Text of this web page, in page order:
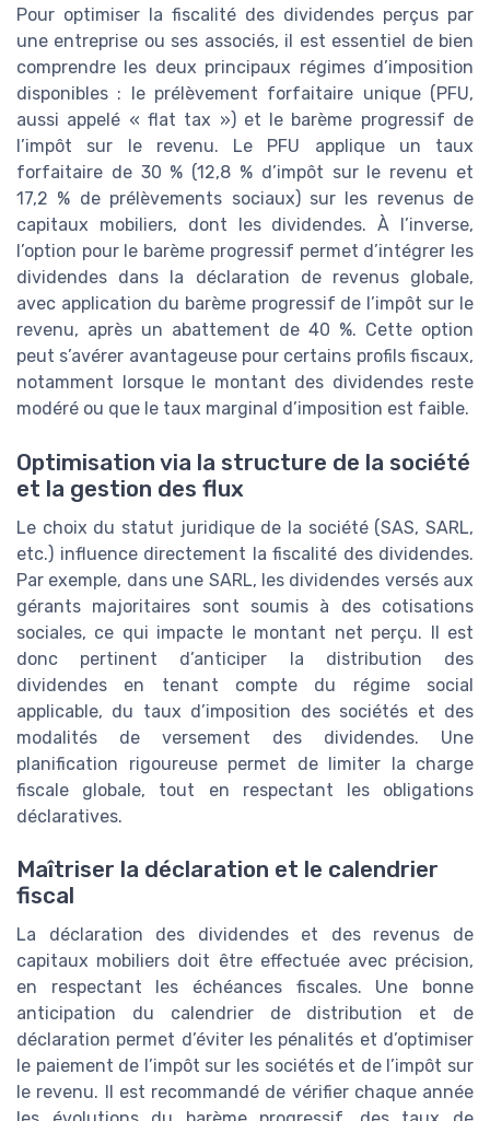
Pour optimiser la fiscalité des dividendes perçus par
une entreprise ou ses associés, il est essentiel de bien
comprendre les deux principaux régimes d’imposition
disponibles : le prélèvement forfaitaire unique (PFU,
aussi appelé « flat tax ») et le barème progressif de
l’impôt sur le revenu. Le PFU applique un taux
forfaitaire de 30 % (12,8 % d’impôt sur le revenu et
17,2 % de prélèvements sociaux) sur les revenus de
capitaux mobiliers, dont les dividendes. À l’inverse,
l’option pour le barème progressif permet d’intégrer les
dividendes dans la déclaration de revenus globale,
avec application du barème progressif de l’impôt sur le
revenu, après un abattement de 40 %. Cette option
peut s’avérer avantageuse pour certains profils fiscaux,
notamment lorsque le montant des dividendes reste
modéré ou que le taux marginal d’imposition est faible.
Optimisation via la structure de la société
et la gestion des flux
Le choix du statut juridique de la société (SAS, SARL,
etc.) influence directement la fiscalité des dividendes.
Par exemple, dans une SARL, les dividendes versés aux
gérants majoritaires sont soumis à des cotisations
sociales, ce qui impacte le montant net perçu. Il est
donc pertinent d’anticiper la distribution des
dividendes en tenant compte du régime social
applicable, du taux d’imposition des sociétés et des
modalités de versement des dividendes. Une
planification rigoureuse permet de limiter la charge
fiscale globale, tout en respectant les obligations
déclaratives.
Maîtriser la déclaration et le calendrier
fiscal
La déclaration des dividendes et des revenus de
capitaux mobiliers doit être effectuée avec précision,
en respectant les échéances fiscales. Une bonne
anticipation du calendrier de distribution et de
déclaration permet d’éviter les pénalités et d’optimiser
le paiement de l’impôt sur les sociétés et de l’impôt sur
le revenu. Il est recommandé de vérifier chaque année